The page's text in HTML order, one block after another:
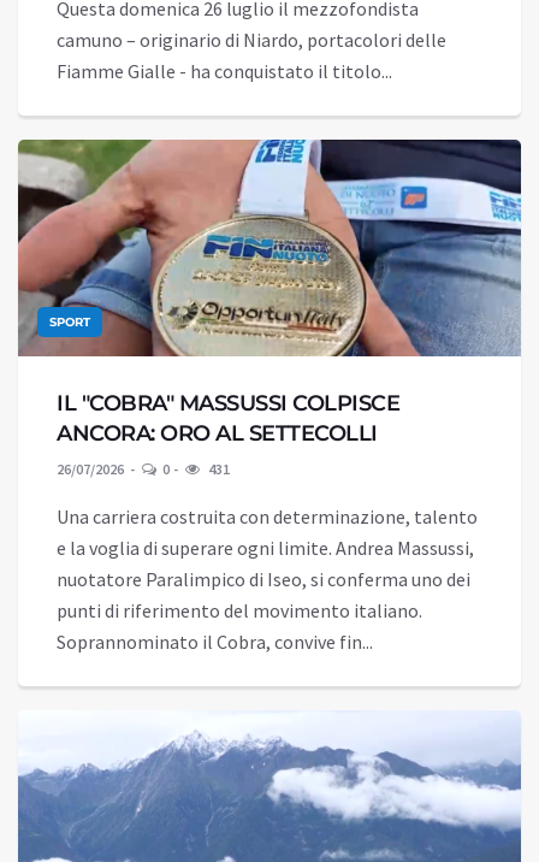
Questa domenica 26 luglio il mezzofondista
camuno – originario di Niardo, portacolori delle
Fiamme Gialle - ha conquistato il titolo...
SPORT
IL "COBRA" MASSUSSI COLPISCE
ANCORA: ORO AL SETTECOLLI
26/07/2026 0 431
Una carriera costruita con determinazione, talento
e la voglia di superare ogni limite. Andrea Massussi,
nuotatore Paralimpico di Iseo, si conferma uno dei
punti di riferimento del movimento italiano.
Soprannominato il Cobra, convive fin...